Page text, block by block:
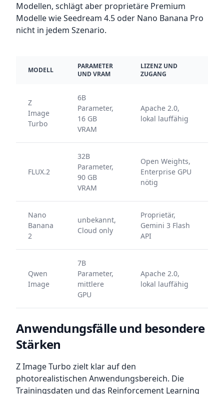
Modellen, schlägt aber proprietäre Premium
Modelle wie Seedream 4.5 oder Nano Banana Pro
nicht in jedem Szenario.
MODELL
PARAMETER
UND VRAM
LIZENZ UND
ZUGANG
Z
Image
Turbo
6B
Parameter,
16 GB
VRAM
Apache 2.0,
lokal lauffähig
FLUX.2
32B
Parameter,
90 GB
VRAM
Open Weights,
Enterprise GPU
nötig
Nano
Banana
2
unbekannt,
Cloud only
Proprietär,
Gemini 3 Flash
API
Qwen
Image
7B
Parameter,
mittlere
GPU
Apache 2.0,
lokal lauffähig
Anwendungsfälle und besondere
Stärken
Z Image Turbo zielt klar auf den
photorealistischen Anwendungsbereich. Die
Trainingsdaten und das Reinforcement Learning